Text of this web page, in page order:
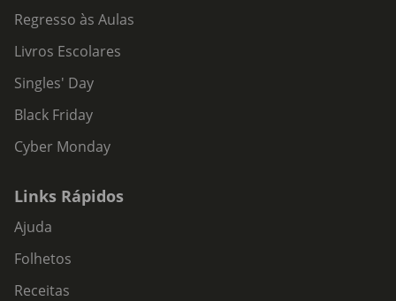
Regresso às Aulas
Livros Escolares
Singles' Day
Black Friday
Cyber Monday
Links Rápidos
Ajuda
Folhetos
Receitas